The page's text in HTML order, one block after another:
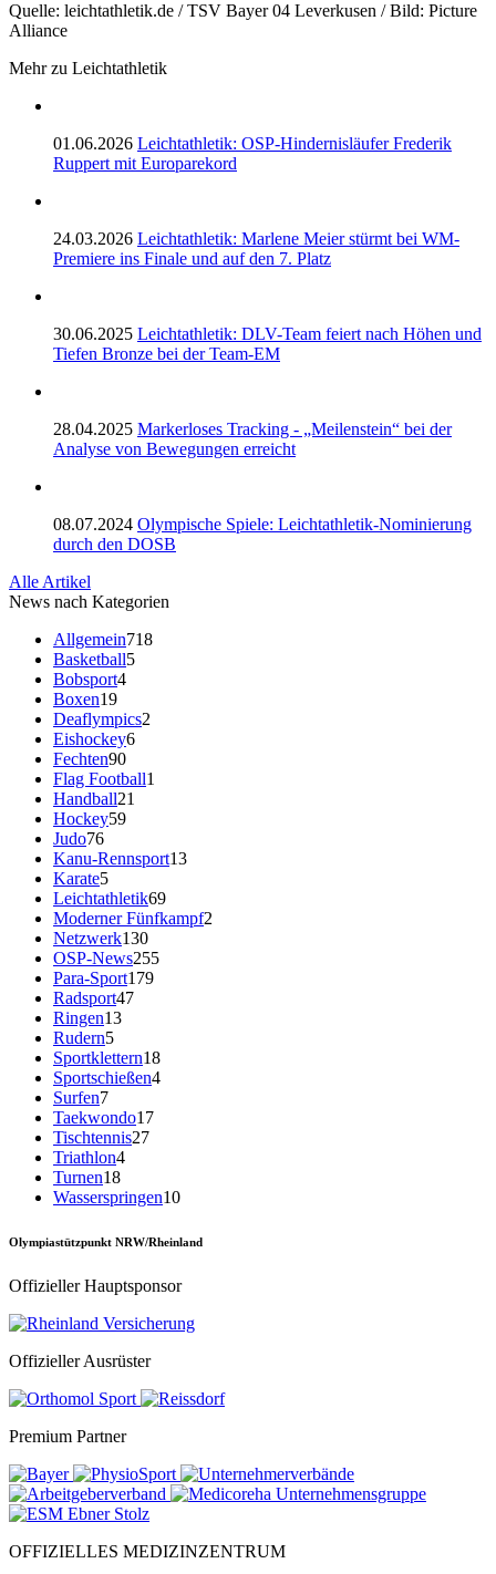
Quelle: leichtathletik.de / TSV Bayer 04 Leverkusen / Bild: Picture
Alliance
Mehr zu Leichtathletik
01.06.2026 Leichtathletik: OSP-Hindernisläufer Frederik
Ruppert mit Europarekord
24.03.2026 Leichtathletik: Marlene Meier stürmt bei WM-
Premiere ins Finale und auf den 7. Platz
30.06.2025 Leichtathletik: DLV-Team feiert nach Höhen und
Tiefen Bronze bei der Team-EM
28.04.2025 Markerloses Tracking - „Meilenstein“ bei der
Analyse von Bewegungen erreicht
08.07.2024 Olympische Spiele: Leichtathletik-Nominierung
durch den DOSB
Alle Artikel
News nach Kategorien
Allgemein718
Basketball5
Bobsport4
Boxen19
Deaflympics2
Eishockey6
Fechten90
Flag Football1
Handball21
Hockey59
Judo76
Kanu-Rennsport13
Karate5
Leichtathletik69
Moderner Fünfkampf2
Netzwerk130
OSP-News255
Para-Sport179
Radsport47
Ringen13
Rudern5
Sportklettern18
Sportschießen4
Surfen7
Taekwondo17
Tischtennis27
Triathlon4
Turnen18
Wasserspringen10
Olympiastützpunkt NRW/Rheinland
Offizieller Hauptsponsor
Offizieller Ausrüster
Premium Partner
OFFIZIELLES MEDIZINZENTRUM